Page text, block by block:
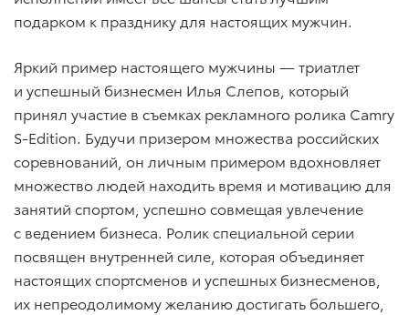
подарком к празднику для настоящих мужчин.
Яркий пример настоящего мужчины — триатлет
и успешный бизнесмен Илья Слепов, который
принял участие в съемках рекламного ролика Camry
S-Edition. Будучи призером множества российских
соревнований, он личным примером вдохновляет
множество людей находить время и мотивацию для
занятий спортом, успешно совмещая увлечение
с ведением бизнеса. Ролик специальной серии
посвящен внутренней силе, которая объединяет
настоящих спортсменов и успешных бизнесменов,
их непреодолимому желанию достигать большего,